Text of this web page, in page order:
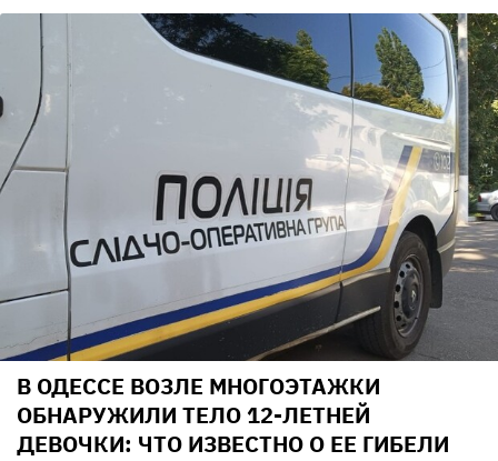
В ОДЕССЕ ВОЗЛЕ МНОГОЭТАЖКИ
ОБНАРУЖИЛИ ТЕЛО 12-ЛЕТНЕЙ
ДЕВОЧКИ: ЧТО ИЗВЕСТНО О ЕЕ ГИБЕЛИ